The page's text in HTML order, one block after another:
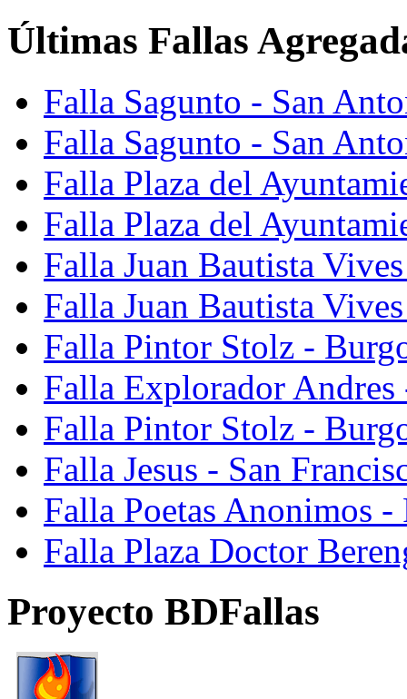
Últimas Fallas
Falla Sagunto - San
Falla Sagunto - San
Falla Plaza del
Falla Plaza del
Falla Juan Bautista
Falla Juan Bautista
Falla Pintor Stolz -
Falla Explorador Andres
Falla Pintor Stolz -
Falla Jesus - San
Falla Poetas Anonimos
Falla Plaza Doctor
Proyecto BDFallas